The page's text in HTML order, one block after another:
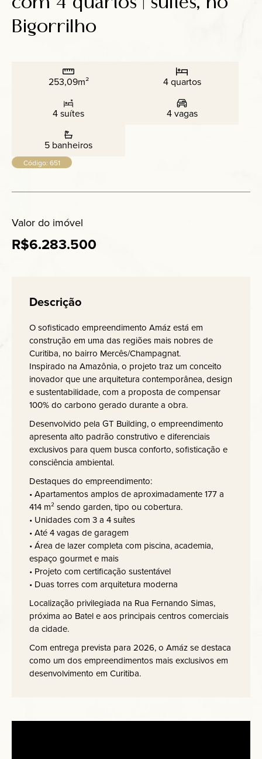
Anuncie
Bigorrilho
253,09m² 4 quartos
4 suítes 4 vagas
5 banheiros
Código: 651
Valor do imóvel
R$6.283.500
Descrição
O sofisticado empreendimento Amáz está em
construção em uma das regiões mais nobres de
Curitiba, no bairro Mercês/Champagnat.
Inspirado na Amazônia, o projeto traz um conceito
inovador que une arquitetura contemporânea, design
e sustentabilidade, com a proposta de compensar
100% do carbono gerado durante a obra.
Desenvolvido pela GT Building, o empreendimento
apresenta alto padrão construtivo e diferenciais
exclusivos para quem busca conforto, sofisticação e
consciência ambiental.
Destaques do empreendimento:
• Apartamentos amplos de aproximadamente 177 a
414 m² sendo garden, tipo ou cobertura.
• Unidades com 3 a 4 suítes
• Até 4 vagas de garagem
• Área de lazer completa com piscina, academia,
espaço gourmet e mais
• Projeto com certificação sustentável
• Duas torres com arquitetura moderna
Localização privilegiada na Rua Fernando Simas,
próxima ao Batel e aos principais centros comerciais
da cidade.
Com entrega prevista para 2026, o Amáz se destaca
como um dos empreendimentos mais exclusivos em
desenvolvimento em Curitiba.